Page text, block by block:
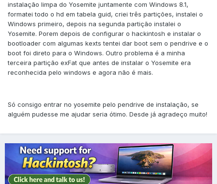
instalação limpa do Yosemite juntamente com Windows 8.1,
formatei todo o hd em tabela guid, criei três partições, instalei o
Windows primeiro, depois na segunda partição instalei o
Yosemite. Porem depois de configurar o hackintosh e instalar o
bootloader com algumas kexts tentei dar boot sem o pendrive e o
boot foi direto para o Windows. Outro problema é a minha
terceira partição exFat que antes de instalar o Yosemite era
reconhecida pelo windows e agora não é mais.
Só consigo entrar no yosemite pelo pendrive de instalação, se
alguém pudesse me ajudar seria ótimo. Desde já agradeço muito!